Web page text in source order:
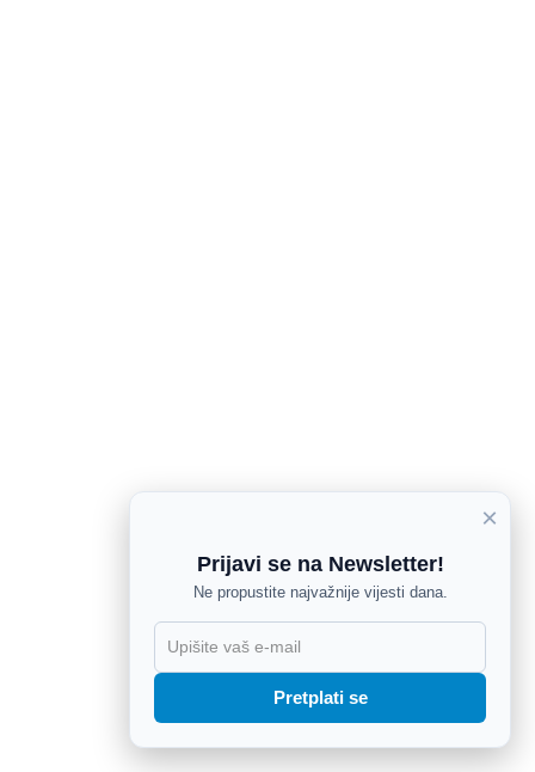
×
Prijavi se na Newsletter!
Ne propustite najvažnije vijesti dana.
Pretplati se